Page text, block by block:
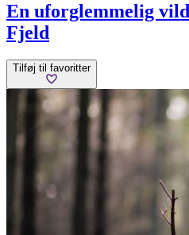
En uforglemmelig
Fjeld
Tilføj til favoritter